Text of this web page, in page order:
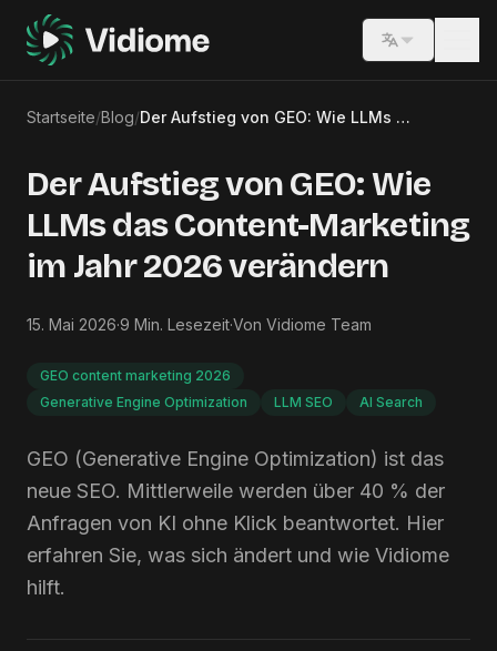
Switch
Startseite/Blog/ Der Aufstieg von GEO: Wie LLMs das Content-Marketing im Jahr 2026 verändern
Der Aufstieg von GEO: Wie
LLMs das Content-Marketing
im Jahr 2026 verändern
15. Mai 2026·9 Min. Lesezeit·Von Vidiome Team
GEO content marketing 2026
Generative Engine Optimization
LLM SEO AI Search
GEO (Generative Engine Optimization) ist das
neue SEO. Mittlerweile werden über 40 % der
Anfragen von KI ohne Klick beantwortet. Hier
erfahren Sie, was sich ändert und wie Vidiome
hilft.